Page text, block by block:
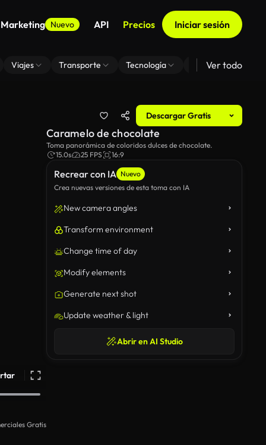
Marketing Nuevo API Precios Iniciar sesión
Viajes Transporte Tecnología Zoom De Fondo
Ver todo
Descargar Gratis
Gratis
Recrear con IA Nuevo
Crea nuevas versiones de esta toma con IA
New camera angles
Transform environment
Change time of day
Modify elements
Generate next shot
Update weather & light
Abrir en AI Studio
Caramelo de chocolate
Toma panorámica de coloridos dulces de chocolate.
15.0s
25 FPS 16:9